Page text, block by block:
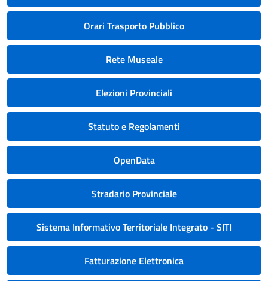
Orari Trasporto Pubblico
Rete Museale
Elezioni Provinciali
Statuto e Regolamenti
OpenData
Stradario Provinciale
Sistema Informativo Territoriale Integrato - SITI
Fatturazione Elettronica